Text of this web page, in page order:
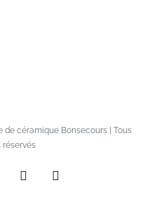
de céramique Bonsecours | Tous
réservés
InstagramPinterest